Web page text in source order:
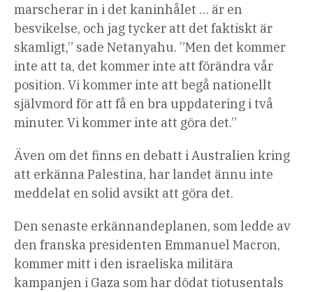
marscherar in i det kaninhålet … är en
besvikelse, och jag tycker att det faktiskt är
skamligt,” sade Netanyahu. ”Men det kommer
inte att ta, det kommer inte att förändra vår
position. Vi kommer inte att begå nationellt
självmord för att få en bra uppdatering i två
minuter. Vi kommer inte att göra det.”
Även om det finns en debatt i Australien kring
att erkänna Palestina, har landet ännu inte
meddelat en solid avsikt att göra det.
Den senaste erkännandeplanen, som ledde av
den franska presidenten Emmanuel Macron,
kommer mitt i den israeliska militära
kampanjen i Gaza som har dödat tiotusentals